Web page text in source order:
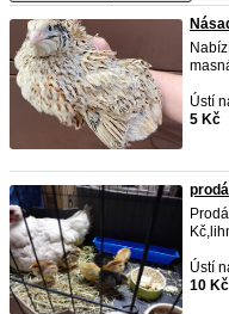
Ústí
5 Kč
Ústí
10 Kč